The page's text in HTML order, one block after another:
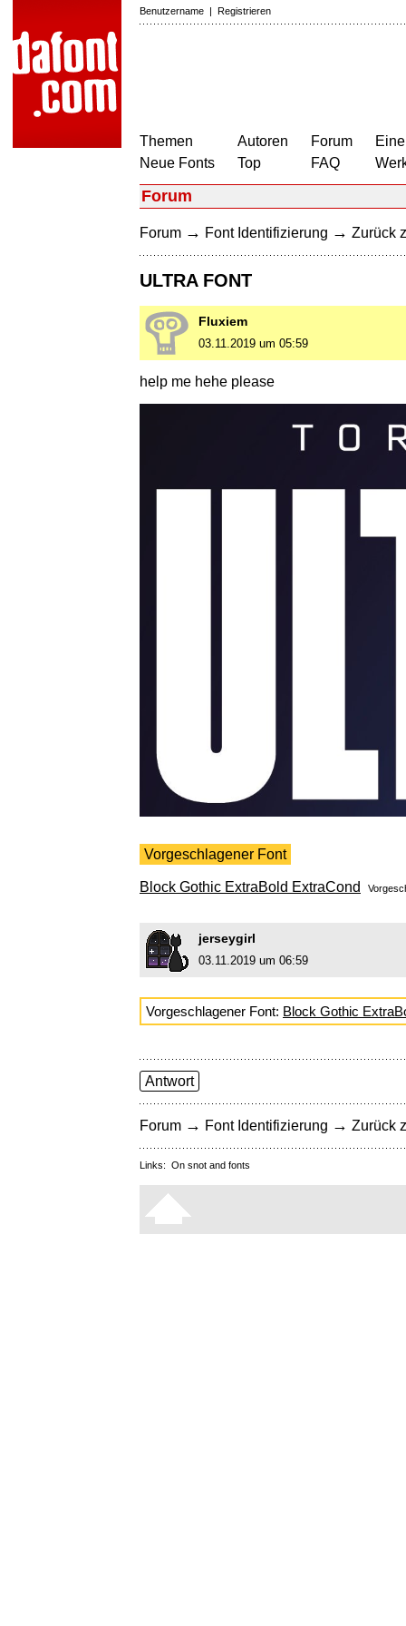
Benutzername | Registrieren
Themen
Neue Fonts
Autoren
Top
Forum
FAQ
Forum
Forum → Font Identifizierung → Zurück
ULTRA FONT
Fluxiem
03.11.2019 um 05:59
help me hehe please
Vorgeschlagener Font
Block Gothic ExtraBold ExtraCond
jerseygirl
03.11.2019 um 06:59
Vorgeschlagener Font: Block Gothic
Antwort
Forum → Font Identifizierung → Zurück
Links: On snot and fonts